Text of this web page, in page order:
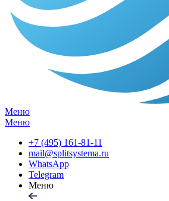
Меню
Меню
+7 (495) 161-81-11
mail@splitsystema.ru
WhatsApp
Telegram
Меню